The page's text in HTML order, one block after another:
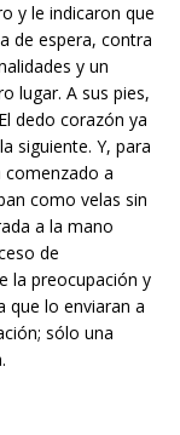
y le indicaron que
de espera, contra
y un
lugar. A sus pies,
dedo corazón ya
siguiente. Y, para
a
como velas sin
a la mano
de
la preocupación y
que lo enviaran a
sólo una